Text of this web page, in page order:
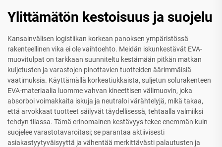
Ylittämätön kestoisuus ja suojelu
Kansainvälisen logistiikan korkean panoksen ympäristössä
rakenteellinen vika ei ole vaihtoehto. Meidän iskunkestävät EVA-
muovitulpat on tarkkaan suunniteltu kestämään pitkän matkan
kuljetusten ja varastojen pinottavien tuotteiden äärimmäisiä
vaatimuksia. Käyttämällä korkeatiukkaista, suljetun solurakenteen
EVA-materiaalia luomme vahvan kineettisen välimuovin, joka
absorboi voimakkaita iskuja ja neutraloi värähtelyjä, mikä takaa,
että arvokkaat tuotteet säilyvät täydellisessä, tehtaalla valmiiksi
tehdyn tilassa. Tämä erinomainen kestävyys tekee enemmän kuin
suojelee varastotavaroitasi; se parantaa aktiivisesti
asiakastyytyväisyyttä ja vähentää merkittävästi palautusten ja